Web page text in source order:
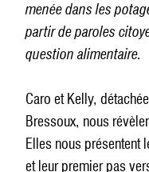
menée dans les
partir de paroles
question alimentaire.
Caro et Kelly,
Bressoux, nous
Elles nous présentent
et leur premier pas